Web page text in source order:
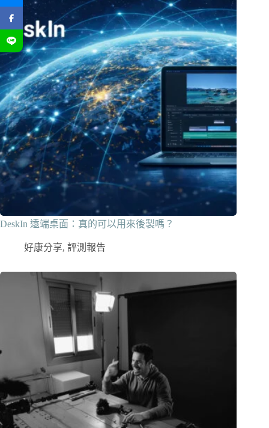
DeskIn 遠端桌面：真的可以用來後製嗎？
好康分享, 評測報告